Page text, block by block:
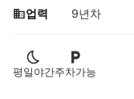
업력
9년차
평일야간주차가능